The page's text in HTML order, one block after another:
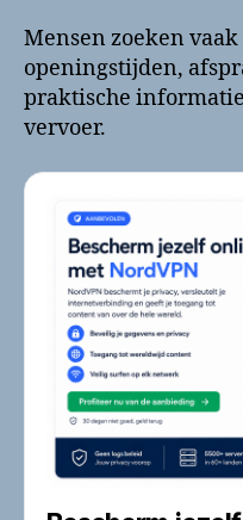
Mensen zoeken
openingstijden,
praktische
vervoer.